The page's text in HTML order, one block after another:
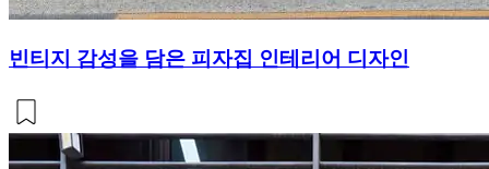
빈티지 감성을 담은 피자집 인테리어 디자인